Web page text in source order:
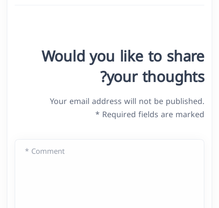
Would you like to share
your thoughts?
Your email address will not be published.
Required fields are marked
*
Comment *